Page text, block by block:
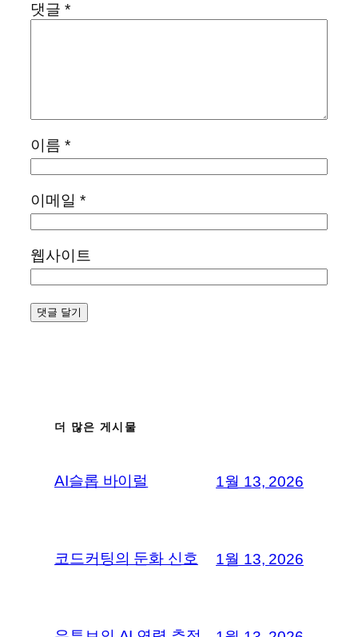
댓글 *
이름 *
이메일 *
웹사이트
더 많은 게시물
AI슬롭 바이럴 1월 13, 2026
코드커팅의 둔화 신호 1월 13, 2026